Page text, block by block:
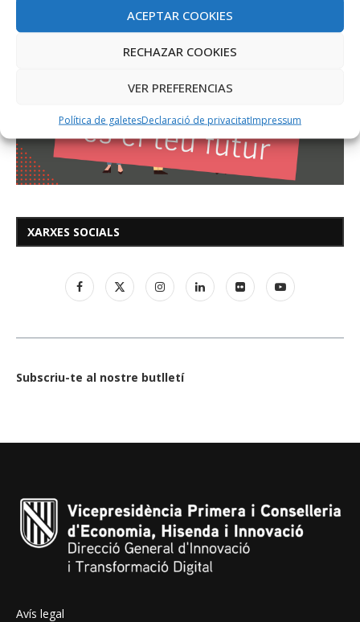
ACEPTAR COOKIES
RECHAZAR COOKIES
VER PREFERENCIAS
Política de galetesDeclaració de privacitatImpressum
XARXES SOCIALS
Subscriu-te al nostre butlletí
Avís legal